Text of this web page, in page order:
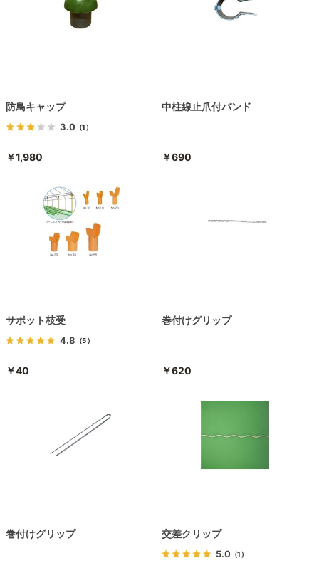
防鳥キャップ
3.0 （1）
￥1,980
中柱線止爪付バンド
￥690
サポット枝受
4.8 （5）
￥40
巻付けグリップ
￥620
巻付けグリップ 交差クリップ
5.0 （1）